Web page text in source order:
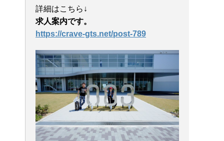
詳細はこちら↓
求人案内です。
https://crave-gts.net/post-789